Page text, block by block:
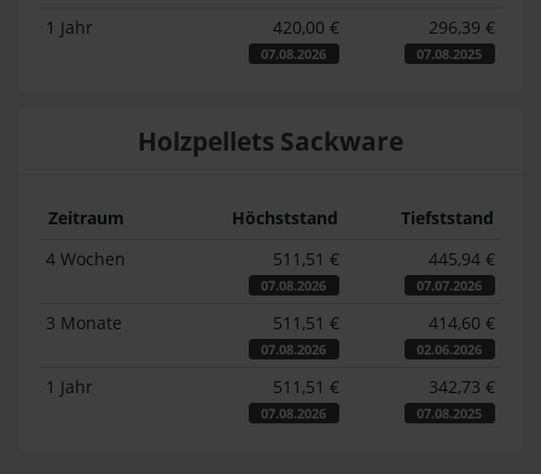
1 Jahr 420,00 €
07.08.2026
296,39 €
07.08.2025
Holzpellets Sackware
Zeitraum Höchststand
Tiefststand
4 Wochen
511,51 €
07.08.2026
445,94 €
07.07.2026
3 Monate 511,51 €
07.08.2026
414,60 €
02.06.2026
1 Jahr 511,51 €
07.08.2026
342,73 €
07.08.2025